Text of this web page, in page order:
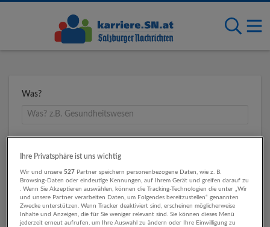
Was?
Umkreis
Ihre Privatsphäre ist uns wichtig
Wir und unsere527 Partner speichern personenbezogene Daten, wie z. B.
Browsing-Daten oder eindeutige Kennungen, auf Ihrem Gerät und greifen darauf zu
. Wenn Sie Akzeptieren auswählen, können die Tracking-Technologien die unter „Wir
und unsere Partner verarbeiten Daten, um Folgendes bereitzustellen“ genannten
Zwecke unterstützen. Wenn Tracker deaktiviert sind, erscheinen möglicherweise
Inhalte und Anzeigen, die für Sie weniger relevant sind. Sie können dieses Menü
jederzeit erneut aufrufen, um Ihre Auswahl zu ändern oder Ihre Einwilligung zu